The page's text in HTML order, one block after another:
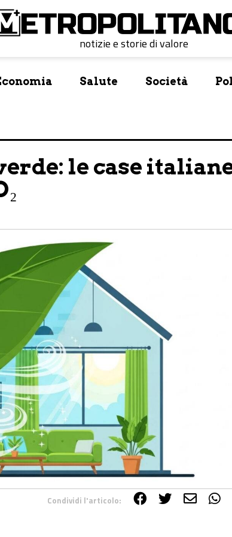
notizie e storie di valore
Salute Società
le case
Condividi l'articolo: